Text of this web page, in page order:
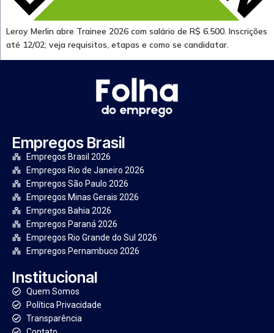
Leroy Merlin abre Trainee 2026 com salário de R$ 6.500. Inscrições
até 12/02; veja requisitos, etapas e como se candidatar.
Empregos Brasil
Empregos Brasil 2026
Empregos Rio de Janeiro 2026
Empregos São Paulo 2026
Empregos Minas Gerais 2026
Empregos Bahia 2026
Empregos Paraná 2026
Empregos Rio Grande do Sul 2026
Empregos Pernambuco 2026
Institucional
Quem Somos
Política Privacidade
Transparência